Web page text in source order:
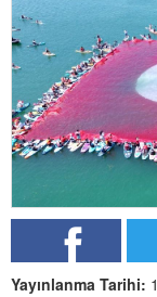
Yayınlanma Tarihi: